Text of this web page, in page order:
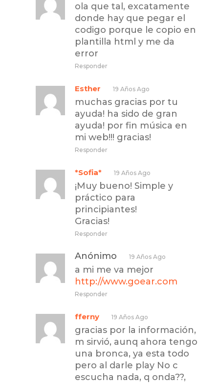
ola que tal, excatamente
donde hay que pegar el
codigo porque le copio en
plantilla html y me da
error
Responder
Esther 19 Años Ago
muchas gracias por tu
ayuda! ha sido de gran
ayuda! por fin música en
mi web!!! gracias!
Responder
*Sofia* 19 Años Ago
¡Muy bueno! Simple y
práctico para
principiantes!
Gracias!
Responder
Anónimo 19 Años Ago
a mi me va mejor
http://www.goear.com
Responder
fferny 19 Años Ago
gracias por la información,
m sirvió, aunq ahora tengo
una bronca, ya esta todo
pero al darle play No c
escucha nada, q onda??,